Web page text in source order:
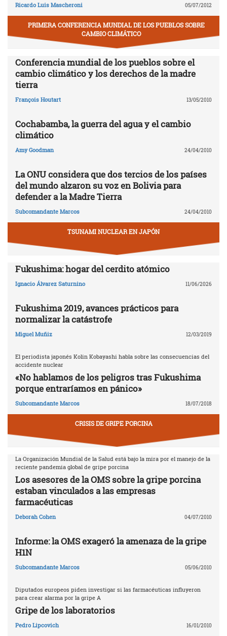
Ricardo Luis Mascheroni 05/07/2012
PRIMERA CONFERENCIA MUNDIAL DE LOS PUEBLOS SOBRE
CAMBIO CLIMÁTICO
Conferencia mundial de los pueblos sobre el
cambio climático y los derechos de la madre
tierra
François Houtart 13/05/2010
Cochabamba, la guerra del agua y el cambio
climático
Amy Goodman 24/04/2010
La ONU considera que dos tercios de los países
del mundo alzaron su voz en Bolivia para
defender a la Madre Tierra
Subcomandante Marcos 24/04/2010
TSUNAMI NUCLEAR EN JAPÓN
Fukushima: hogar del cerdito atómico
Ignacio Álvarez Saturnino 11/06/2026
Fukushima 2019, avances prácticos para
normalizar la catástrofe
Miguel Muñiz 12/03/2019
El periodista japonés Kolin Kobayashi habla sobre las consecuencias del
accidente nuclear
«No hablamos de los peligros tras Fukushima
porque entraríamos en pánico»
Subcomandante Marcos 18/07/2018
CRISIS DE GRIPE PORCINA
La Organización Mundial de la Salud está bajo la mira por el manejo de la
reciente pandemia global de gripe porcina
Los asesores de la OMS sobre la gripe porcina
estaban vinculados a las empresas
farmacéuticas
Deborah Cohen 04/07/2010
Informe: la OMS exageró la amenaza de la gripe
H1N
Subcomandante Marcos 05/06/2010
Diputados europeos piden investigar si las farmacéuticas influyeron
para crear alarma por la gripe A
Gripe de los laboratorios
Pedro Lipcovich 16/01/2010